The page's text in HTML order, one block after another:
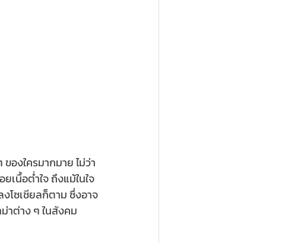
งใครมากมาย ไม่ว่า
เนื้อต่ำใจ ถึงแม้ในใจ
โซเชียลก็ตาม ซึ่งอาจ
าต่าง ๆ ในสังคม